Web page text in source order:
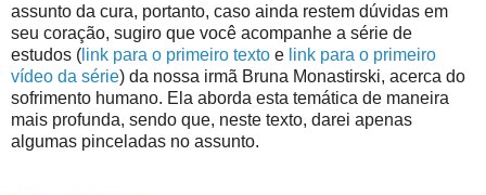
assunto da cura, portanto, caso ainda restem dúvidas em
seu coração, sugiro que você acompanhe a série de
estudos ( link para o primeiro texto e link para o primeiro
vídeo da série) da nossa irmã Bruna Monastirski, acerca do
sofrimento humano. Ela aborda esta temática de maneira
mais profunda, sendo que, neste texto, darei apenas
algumas pinceladas no assunto.